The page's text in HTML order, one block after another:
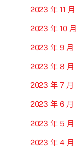
2023 年 11 月
2023 年 10 月
2023 年 9 月
2023 年 8 月
2023 年 7 月
2023 年 6 月
2023 年 5 月
2023 年 4 月